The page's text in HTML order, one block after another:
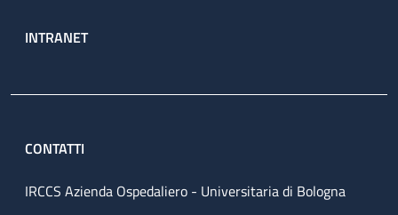
INTRANET
CONTATTI
IRCCS Azienda Ospedaliero - Universitaria di Bologna